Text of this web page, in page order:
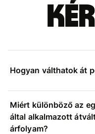
Hogyan válthatok át
Miért különböző az
által alkalmazott
árfolyam?